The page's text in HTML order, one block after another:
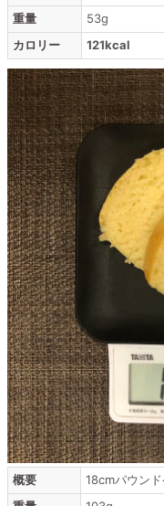
重量
53g
カロリー
121kcal
概要
18cmパウン